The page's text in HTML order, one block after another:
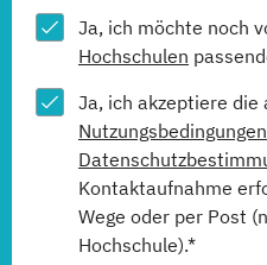
Ja, ich möchte noch
Hochschulen
Ja, ich akzeptiere die
Nutzungsbedingungen
Kontaktaufnahme
Wege oder per Post
Hochschule).*